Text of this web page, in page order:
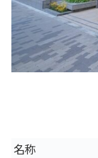
名称